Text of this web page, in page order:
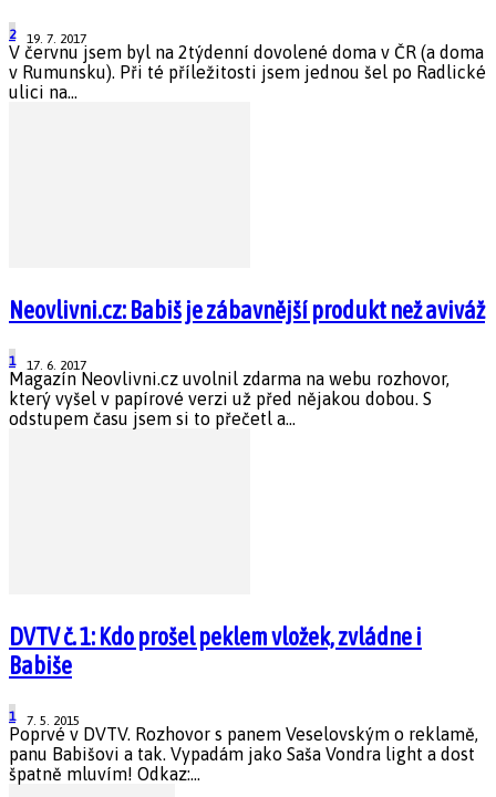
19. 7. 2017
2
V červnu jsem byl na 2týdenní dovolené doma v ČR (a doma
v Rumunsku). Při té příležitosti jsem jednou šel po Radlické
ulici na...
Neovlivni.cz: Babiš je zábavnější produkt než aviváž
17. 6. 2017
1
Magazín Neovlivni.cz uvolnil zdarma na webu rozhovor,
který vyšel v papírové verzi už před nějakou dobou. S
odstupem času jsem si to přečetl a...
DVTV č. 1: Kdo prošel peklem vložek, zvládne i
Babiše
7. 5. 2015
1
Poprvé v DVTV. Rozhovor s panem Veselovským o reklamě,
panu Babišovi a tak. Vypadám jako Saša Vondra light a dost
špatně mluvím! Odkaz:...